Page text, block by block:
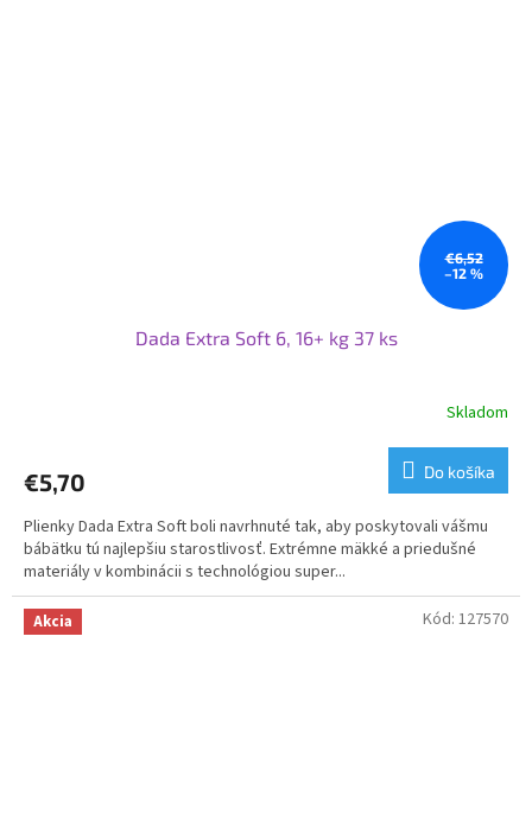
€6,52
–12 %
Dada Extra Soft 6, 16+ kg 37 ks
je
z
5
hviezdičiek.
Skladom
€5,70 Do košíka
Plienky Dada Extra Soft boli navrhnuté tak, aby poskytovali vášmu
bábätku tú najlepšiu starostlivosť. Extrémne mäkké a priedušné
materiály v kombinácii s technológiou super...
Akcia Kód: 127570